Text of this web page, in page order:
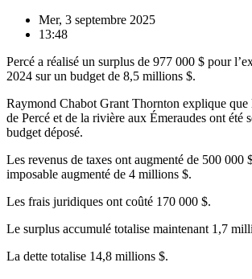
Mer, 3 septembre 2025
13:48
Percé a réalisé un surplus de 977 000 $ pour
2024 sur un budget de 8,5 millions $.
Raymond Chabot Grant Thornton explique que
de Percé et de la rivière aux Émeraudes ont été
budget déposé.
Les revenus de taxes ont augmenté de 500 000
imposable augmenté de 4 millions $.
Les frais juridiques ont coûté 170 000 $.
Le surplus accumulé totalise maintenant 1,7
La dette totalise 14,8 millions $.